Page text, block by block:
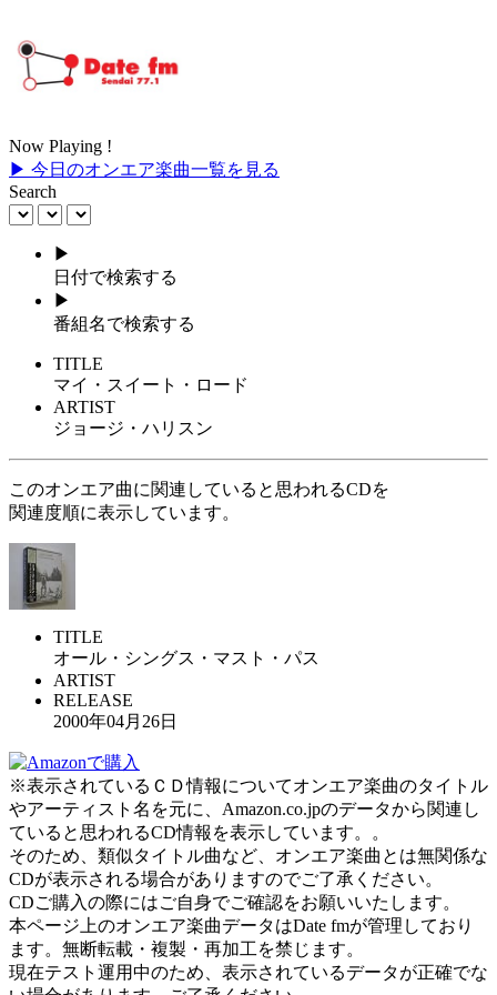
Now Playing !
▶ 今日のオンエア楽曲一覧を見る
Search
▶
日付で検索する
▶
番組名で検索する
TITLE
マイ・スイート・ロード
ARTIST
ジョージ・ハリスン
このオンエア曲に関連していると思われるCDを
関連度順に表示しています。
TITLE
オール・シングス・マスト・パス
ARTIST
RELEASE
2000年04月26日
※表示されているＣＤ情報についてオンエア楽曲のタイトル
やアーティスト名を元に、Amazon.co.jpのデータから関連し
ていると思われるCD情報を表示しています。。
そのため、類似タイトル曲など、オンエア楽曲とは無関係な
CDが表示される場合がありますのでご了承ください。
CDご購入の際にはご自身でご確認をお願いいたします。
本ページ上のオンエア楽曲データはDate fmが管理しており
ます。無断転載・複製・再加工を禁じます。
現在テスト運用中のため、表示されているデータが正確でな